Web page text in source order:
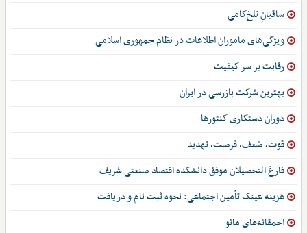
ساقیانِ تلخ‌کامی
ویژگی‌های ماموران اطلاعات در نظام جمهوری اسلامی
رقابت بر سر کیفیت
بهترین شرکت بازرسی در ایران
دوران دستکاری کنتورها
قوت، ضعف، فرصت، تهدید
فارغ التحصیلان موفق دانشکده اقتصاد صنعتی شریف
هزینه عینک تأمین اجتماعی: نحوه ثبت نام و دریافت
احمقانه‌های مائو